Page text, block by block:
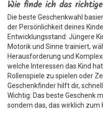
Wie finde ich das
Die beste Geschenkwahl
der Persönlichkeit deines
Entwicklungsstand: Jüngere
Motorik und Sinne trainiert,
Herausforderung und
welche Interessen das Kind
Rollenspiele zu spielen oder
Geschenkfinder hilft dir,
Wichtig: Das beste Geschenk
sondern das, das wirklich zum